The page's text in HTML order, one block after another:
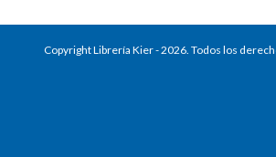
Copyright Librería Kier - 2026. Todos los